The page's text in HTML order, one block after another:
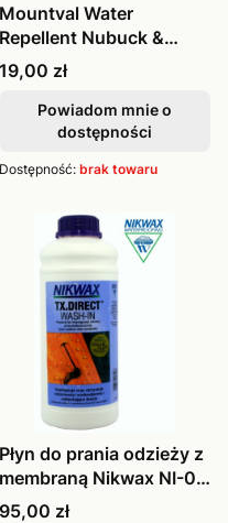
Mountval Water
Repellent Nubuck &
Suede & Textile
Cena
19,00 zł
Powiadom mnie o
dostępności
Dostępność: brak towaru
Płyn do prania odzieży z
membraną Nikwax NI-03
TX
Cena
95,00 zł